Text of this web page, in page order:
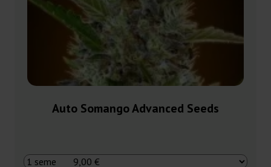
Auto Somango Advanced Seeds